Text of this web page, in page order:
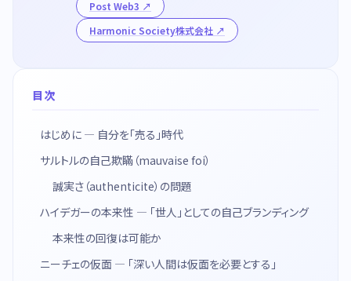
Post Web3
Harmonic Society株式会社
目次
はじめに — 自分を「売る」時代
サルトルの自己欺瞞（mauvaise foi）
誠実さ（authenticite）の問題
ハイデガーの本来性 — 「世人」としての自己ブランディング
本来性の回復は可能か
ニーチェの仮面 — 「深い人間は仮面を必要とする」